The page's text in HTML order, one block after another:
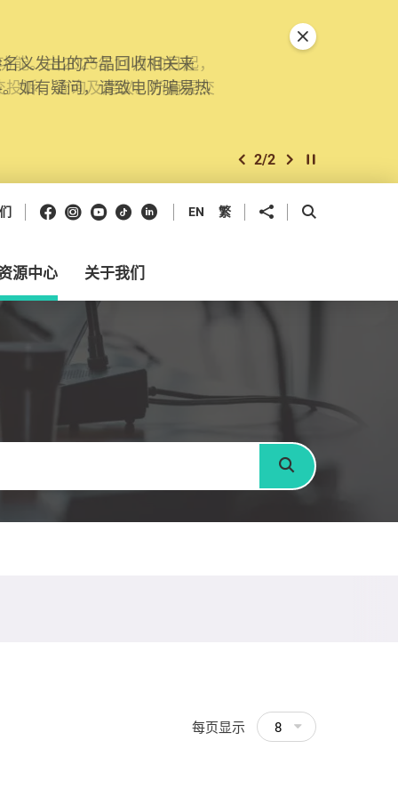
。由2025年11月10日起，
诉、查询及建议。所有提交
上一个
2/2 下一个开始/暂停幻灯
关闭特別通告
Facebook
Instagram
Youtube
抖音领英 EN 繁 分享到 开启搜寻框
源中心 关于我们
搜寻
每页显示 8